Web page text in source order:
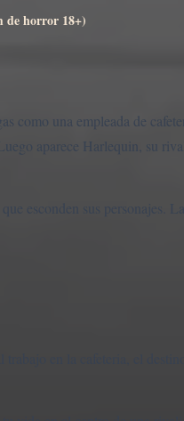
de horror 18+)
como una empleada de
aparece Harlequin, su
esconden sus personajes.
en la cafeteria, el destino